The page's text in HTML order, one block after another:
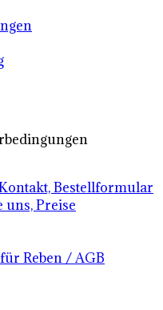
Bestellformular
uns, Preise
Reben / AGB